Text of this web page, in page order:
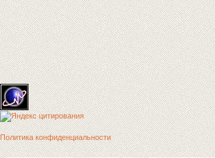
Политика конфиденциальности